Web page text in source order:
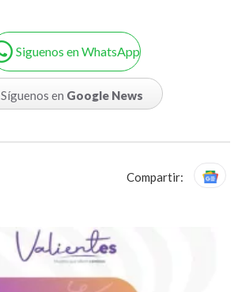
Siguenos en WhatsApp
Síguenos en Google News
Compartir: